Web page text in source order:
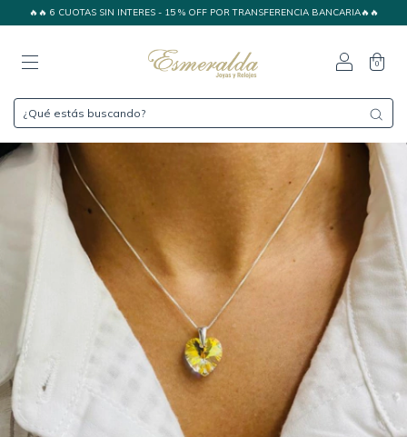
🔥🔥 6 CUOTAS SIN INTERES - 15 % OFF POR TRANSFERENCIA BANCARIA🔥🔥
0